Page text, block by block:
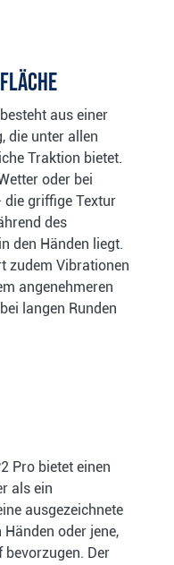
aus einer
die unter allen
Traktion bietet.
oder bei
die griffige Textur
des
den Händen liegt.
zudem Vibrationen
angenehmeren
langen Runden
Pro bietet einen
als ein
ausgezeichnete
oder jene,
bevorzugen. Der